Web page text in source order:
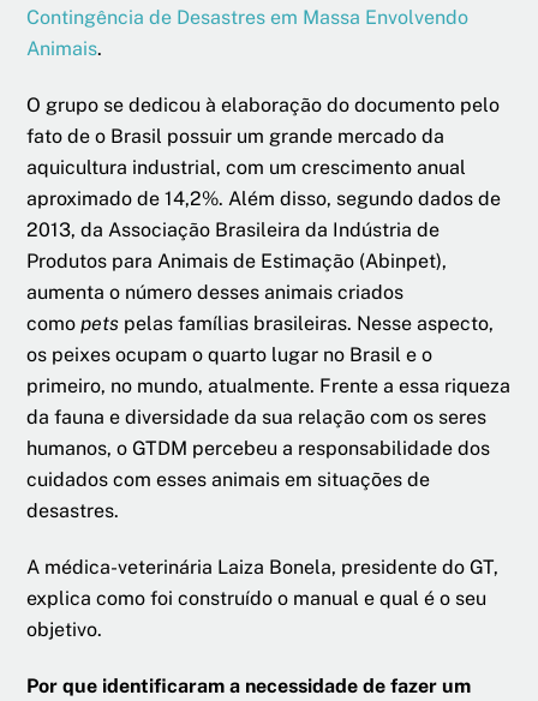
Contingência de Desastres em Massa Envolvendo
Animais.
O grupo se dedicou à elaboração do documento pelo
fato de o Brasil possuir um grande mercado da
aquicultura industrial, com um crescimento anual
aproximado de 14,2%. Além disso, segundo dados de
2013, da Associação Brasileira da Indústria de
Produtos para Animais de Estimação (Abinpet),
aumenta o número desses animais criados
comopets pelas famílias brasileiras. Nesse aspecto,
os peixes ocupam o quarto lugar no Brasil e o
primeiro, no mundo, atualmente. Frente a essa riqueza
da fauna e diversidade da sua relação com os seres
humanos, o GTDM percebeu a responsabilidade dos
cuidados com esses animais em situações de
desastres.
A médica-veterinária Laiza Bonela, presidente do GT,
explica como foi construído o manual e qual é o seu
objetivo.
Por que identificaram a necessidade de fazer um